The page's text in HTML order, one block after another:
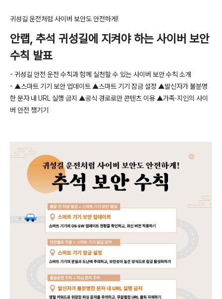
귀성길 운전처럼 사이버 보안도 안전하게 !
안랩, 추석 귀성길에 지켜야 하는 사이버 보안
수칙 발표
- 귀성길 안전 운전 수칙과 함께 실천할 수 있는 사이버 보안 수칙 소개
- ▲스마트 기기 보안 업데이트 ▲스마트 기기 잠금 설정 ▲발신자가 불분명
한 문자 내 URL 실행 금지 ▲공식 경로로만 콘텐츠 이용 ▲가족·지인의 사이
버 안전 챙기기